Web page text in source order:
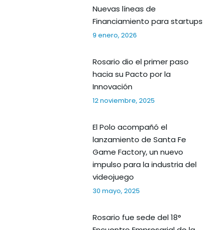
Nuevas líneas de
Financiamiento para startups
9 enero, 2026
Rosario dio el primer paso
hacia su Pacto por la
Innovación
12 noviembre, 2025
El Polo acompañó el
lanzamiento de Santa Fe
Game Factory, un nuevo
impulso para la industria del
videojuego
30 mayo, 2025
Rosario fue sede del 18°